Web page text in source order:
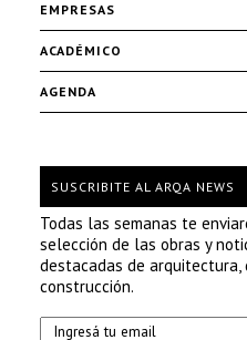
EMPRESAS
ACADÉMICO
AGENDA
SUSCRIBITE AL ARQA NEWS
Todas las semanas te
selección de las obras y
destacadas de arquitectura,
construcción.